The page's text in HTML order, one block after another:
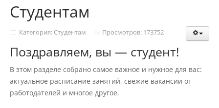
Основные сведения
образовательной организацией
Документы
Студентам
Категория: Студентам Просмотров: 173752
Поздравляем, вы — студент!
В этом разделе собрано самое важное и нужное для вас:
актуальное расписание занятий, свежие вакансии от
работодателей и многое другое.